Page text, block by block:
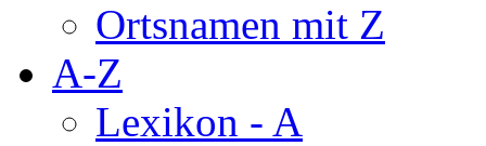
Ortsnamen mit Z
A-Z
Lexikon - A